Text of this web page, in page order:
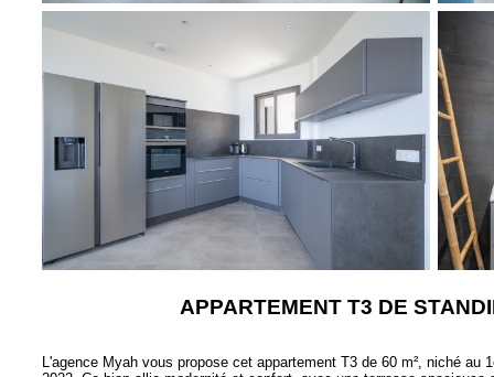
APPARTEMENT T3 DE
L'agence Myah vous propose cet appartement T3 de 60 m², niché